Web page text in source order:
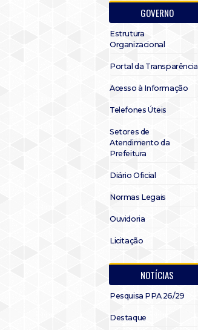
GOVERNO
Estrutura
Organizacional
Portal da Transparência
Acesso à Informação
Telefones Úteis
Setores de
Atendimento da
Prefeitura
Diário Oficial
Normas Legais
Ouvidoria
Licitação
NOTÍCIAS
Pesquisa PPA 26/29
Destaque